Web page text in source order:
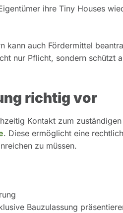
ihre Tiny Houses
kann auch Fördermittel
nur Pflicht, sondern schützt
richtig vor
Kontakt zum zuständigen
. Diese ermöglicht eine rechtlich
zu müssen.
Bauzulassung